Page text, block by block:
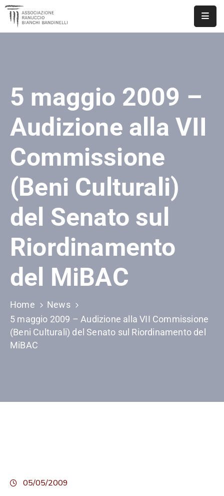
DOCUMENTI
PUBBLICAZIONI
CONTATTI
5 maggio 2009 –
Audizione alla VII
Commissione
(Beni Culturali)
del Senato sul
Riordinamento
del MiBAC
Home
News
5 maggio 2009 – Audizione alla VII Commissione
(Beni Culturali) del Senato sul Riordinamento del
MiBAC
05/05/2009